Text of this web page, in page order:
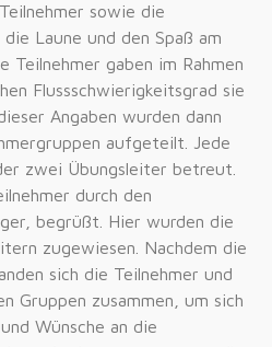
sowie die
Laune und den Spaß am
Teilnehmer gaben im Rahmen
Flussschwierigkeitsgrad sie
Angaben wurden dann
aufgeteilt. Jede
zwei Übungsleiter betreut.
durch den
begrüßt. Hier wurden die
zugewiesen. Nachdem die
sich die Teilnehmer und
Gruppen zusammen, um sich
Wünsche an die